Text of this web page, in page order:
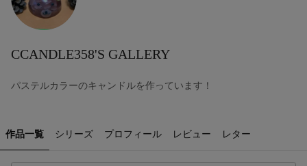
CCANDLE358'S GALLERY
パステルカラーのキャンドルを作っています！
作品一覧 シリーズ プロフィール レビュー レター